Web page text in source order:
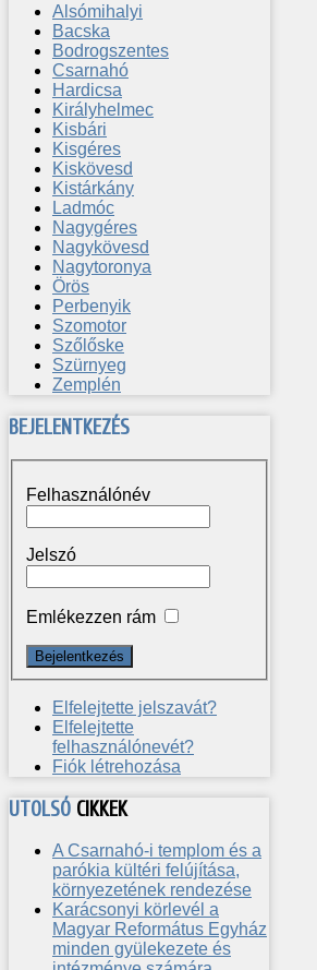
Alsómihalyi
Bacska
Bodrogszentes
Csarnahó
Hardicsa
Királyhelmec
Kisbári
Kisgéres
Kiskövesd
Kistárkány
Ladmóc
Nagygéres
Nagykövesd
Nagytoronya
Örös
Perbenyik
Szomotor
Szőlőske
Szürnyeg
Zemplén
BEJELENTKEZÉS
Felhasználónév
Jelszó
Emlékezzen rám
Elfelejtette jelszavát?
Elfelejtette
felhasználónevét?
Fiók létrehozása
UTOLSÓ CIKKEK
A Csarnahó-i templom és a
parókia kültéri felújítása,
környezetének rendezése
Karácsonyi körlevél a
Magyar Református Egyház
minden gyülekezete és